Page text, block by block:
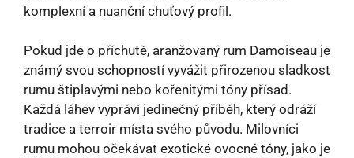
komplexní a nuanční chuťový profil.
Pokud jde o příchutě, aranžovaný rum Damoiseau je
známý svou schopností vyvážit přirozenou sladkost
rumu štiplavými nebo kořenitými tóny přísad.
Každá láhev vypráví jedinečný příběh, který odráží
tradice a terroir místa svého původu. Milovníci
rumu mohou očekávat exotické ovocné tóny, jako je